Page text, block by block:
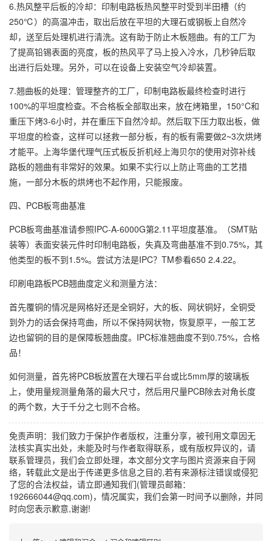
6.热风整平后板的冷却：印制电路板热风整平时受到半田槽（约
250℃）的高温冲击，取出后放在平坦的大理石或钢板上自然冷
却，送至后处理机进行清洗。这有助于防止木板翘曲。有的工厂为
了提高铅锡表面的亮度，板的热风平了马上投入冷水，几秒钟后取
出进行后处理。另外，可以在设备上安装空气冷却装置。
7.翘曲板的处理：管理整齐的工厂，印制电路板最终检查时进行
100%的平坦度检查。不合格板全部取出来，放在烤箱里，150°C和
重压下烤3-6小时，并在重压下自然冷却。然后取下压力取出板，做
平坦度的检查，这样可以拯救一部分板，有的板有需要做2~3次烘烤
才能平。上海华堡代理气压式板反折机经上海贝尔的使用对弥补线
路板的翘曲有非常好的效果。如果不实行以上防止弯曲的工艺措
施，一部分木板的烘烤也不起作用，只能报废。
四、PCB板弯曲基准
PCB板弯曲基准请参照IPC-A-6000G第2.11平坦度基准。（SMT贴
装等）表面安装元件时印制电路板，失真及弯曲基准不到0.75%，其
他类型的板不到1.5%。尝试方法是IPC？TM参看650 2.4.22。
印刷电路板PCB翘曲度定义和测量方法：
首先覆铜的情况是网格好还是全铜好，大的板、网状铜好，全铜受
到外力的话会保持弯曲，所以不保持网状物，恢复原平，一般工艺
边也留铜的目的是保障板翘曲度。IPC标准翘曲度不到0.75%，合格
品！
如何测量，首先将PCB板放置在大理石平台或比5mm厚的玻璃板
上，使用量规测量角落的最大尺寸，然后用尺量PCB除去对角长度
的两个数，大于千分之七则不合格。
免责声明：我们致力于保护作者版权，注重分享，被刊用文章因无
法核实真实出处，未能及时与作者取得联系，或有版权异议的，请
联系管理员，我们会立即处理，本文部分文字与图片资源来自于网
络，转载此文是出于传递更多信息之目的,若有来源标注错误或侵犯
了您的合法权益，请立即通知我们(管理员邮箱：
192666044@qq.com)，情况属实，我们会第一时间予以删除，并同
时向您表示歉意,谢谢!